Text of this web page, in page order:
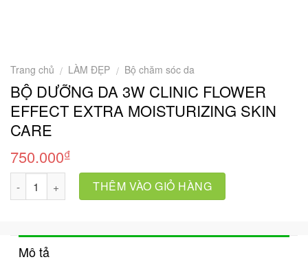
Trang chủ / LÀM ĐẸP / Bộ chăm sóc da
BỘ DƯỠNG DA 3W CLINIC FLOWER
EFFECT EXTRA MOISTURIZING SKIN
CARE
750.000₫
THÊM VÀO GIỎ HÀNG
Mô tả